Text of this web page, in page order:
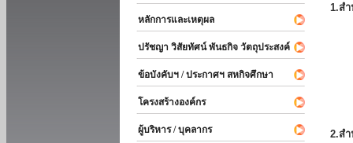
หลักการและเหตุผล
ปรัชญา วิสัยทัศน์ พันธกิจ วัตถุประสงค์
ข้อบังคับฯ / ประกาศฯ สหกิจศึกษา
โครงสร้างองค์กร
ผู้บริหาร / บุคลากร
1.ส
2.ส